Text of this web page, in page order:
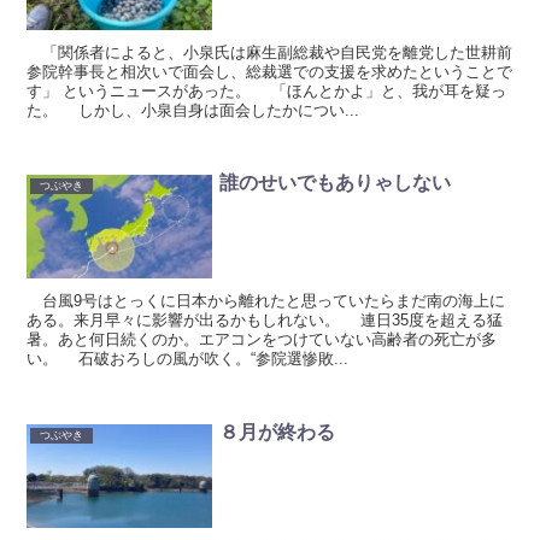
「関係者によると、小泉氏は麻生副総裁や自民党を離党した世耕前
参院幹事長と相次いで面会し、総裁選での支援を求めたということで
す」 というニュースがあった。 「ほんとかよ」と、我が耳を疑っ
た。 しかし、小泉自身は面会したかについ...
つぶやき 誰のせいでもありゃしない
台風9号はとっくに日本から離れたと思っていたらまだ南の海上に
ある。来月早々に影響が出るかもしれない。 連日35度を超える猛
暑。あと何日続くのか。エアコンをつけていない高齢者の死亡が多
い。 石破おろしの風が吹く。“参院選惨敗...
つぶやき ８月が終わる